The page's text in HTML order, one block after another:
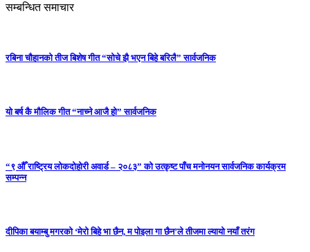
सम्बन्धित समाचार
रबिना चौहानको तीज बिशेष गीत “सोचे झै भएन बिहे बरिलै” सार्वजनिक
यो बर्ष कै मौलिक गीत “नाच्ने आजै हो” सार्वजनिक
“९ औँ राष्ट्रिय लोकदोहोरी अवार्ड – २०८३” को उत्कृष्ट पाँच मनोनयन सार्वजनिक कार्यक्रम
सम्पन्न
दीपिका बयाम्बु मगरको ‘मेरो बिहे भा छैन, म पोइला गा छैन’ले तीजमा ल्यायो नयाँ तरंग